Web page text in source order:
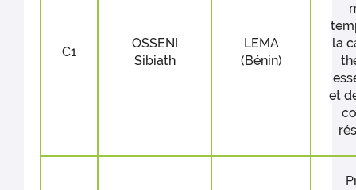
C1
OSSENI
Sibiath
LEMA
(Bénin)
la
et